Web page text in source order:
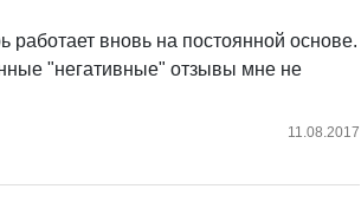
вновь на постоянной основе.
"негативные" отзывы мне не
11.08.2017